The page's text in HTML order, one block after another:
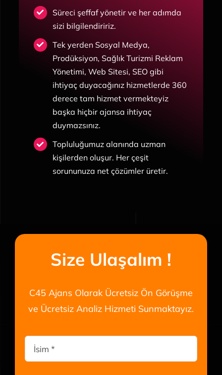
Süreci şeffaf yönetir ve her adımda
sizi bilgilendiririz.
Tek yerden Sosyal Medya,
Prodüksiyon, Sağlık Turizmi Reklam
Yönetimi, Web Sitesi, SEO gibi
ihtiyaç duyacağınız hizmetlerde 360
derece tam hizmet vermekteyiz
başka hiçbir ajansa ihtiyaç
duymazsınız.
Topluluğumuz alanında uzman
kişilerden oluşur. Her çeşit
sorununuza net çözümler üretir.
Size Ulaşalım !
C45 Ajans Olarak Ücretsiz Ön Görüşme
ve Ücretsiz Analiz Hizmeti Sunmaktayız.